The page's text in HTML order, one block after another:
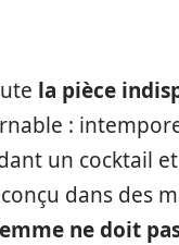
la pièce
:
un cocktail
dans des
ne doit